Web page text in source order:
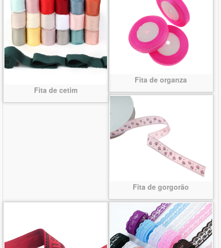
Fita de cetim
Fita de organza
Fita de gorgorão